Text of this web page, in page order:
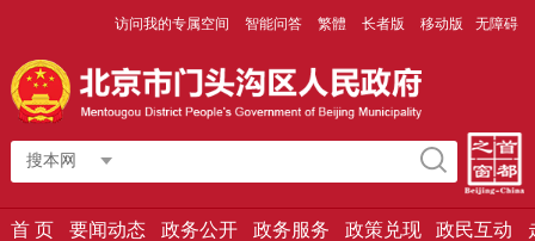
访问我的专属空间 智能问答 繁體 长者版 移动版 无障碍
搜本网
首 页 要闻动态 政务公开 政务服务 政策兑现 政民互动